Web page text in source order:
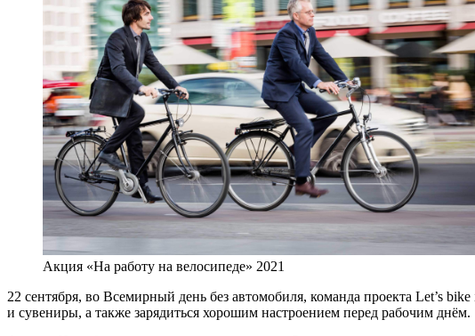
Акция «На работу на велосипеде» 2021
22 сентября, во Всемирный день без автомобиля, команда проекта Let’s
и сувениры, а также зарядиться хорошим настроением перед рабочим днём.